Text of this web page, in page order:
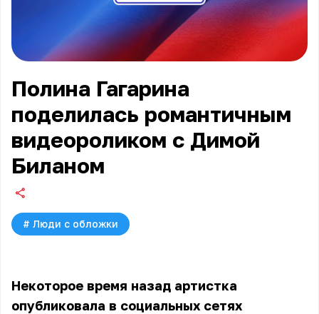
Полина Гагарина
поделилась романтичным
видеороликом с Димой
Биланом
# Люди с обложки
Некоторое время назад артистка
опубликовала в социальных сетях